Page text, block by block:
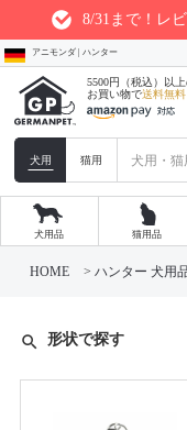
8/31まで！レビュー投稿
アニモンダ | ハンター
5500円（税込）以
お買い物で送料無料
犬用 猫用
犬用品 猫用品
HOME ハンター 犬用
search 形状で探す